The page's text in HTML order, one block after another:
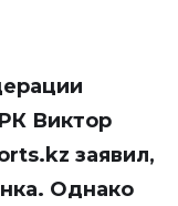
Виктор
заявил,
Однако